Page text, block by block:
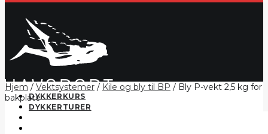
DYKKERKURS
DYKKERTURER
Hjem / Vektsystemer / Kile og bly til BP / Bly P-vekt 2,5 kg for
bakplate